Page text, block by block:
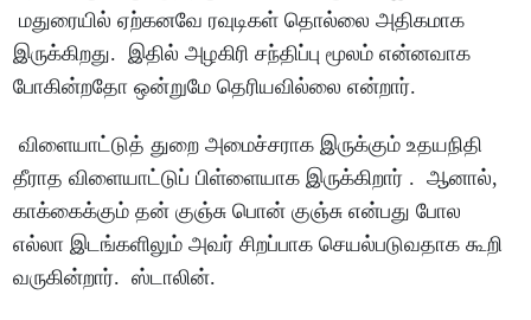
மதுரையில் ஏற்கனவே ரவுடிகள் தொல்லை அதிகமாக
இருக்கிறது. இதில் அழகிரி சந்திப்பு மூலம் என்னவாக
போகின்றதோ ஒன்றுமே தெரியவில்லை என்றார்.
விளையாட்டுத் துறை அமைச்சராக இருக்கும் உதயநிதி
தீராத விளையாட்டுப் பிள்ளையாக இருக்கிறார் . ஆனால்,
காக்கைக்கும் தன் குஞ்சு பொன் குஞ்சு என்பது போல
எல்லா இடங்களிலும் அவர் சிறப்பாக செயல்படுவதாக கூறி
வருகின்றார். ஸ்டாலின்.